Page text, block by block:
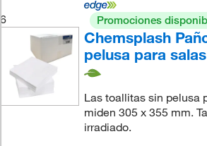
6 Promociones
Chemsplash
pelusa para
Las toallitas sin pelusa
miden 305 x 355 mm.
irradiado.